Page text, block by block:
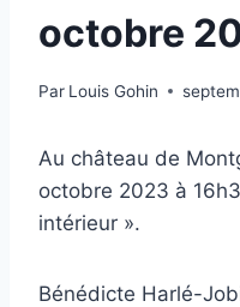
octobre
Par Louis Gohin
Au château de
octobre 2023 à
intérieur ».
Bénédicte Harlé-